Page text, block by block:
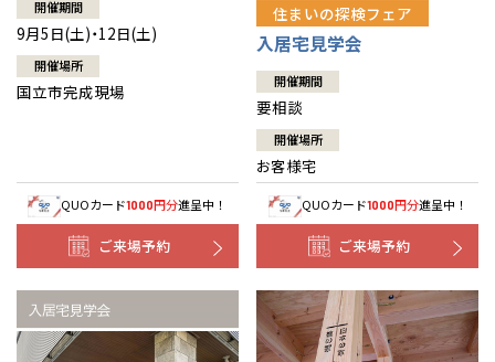
開催期間
9月5日(土)・12日(土)
開催場所
国立市完成現場
QUOカード1000円分進呈中！
ご来場予約
住まいの探検フェア
入居宅見学会
開催期間
要相談
開催場所
お客様宅
QUOカード1000円分進呈中！
ご来場予約